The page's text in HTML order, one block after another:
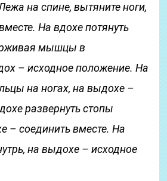
на спине, вытяните ноги,
На вдохе потянуть
мышцы в
– исходное положение. На
на ногах, на выдохе –
развернуть стопы
– соединить вместе. На
на выдохе – исходное